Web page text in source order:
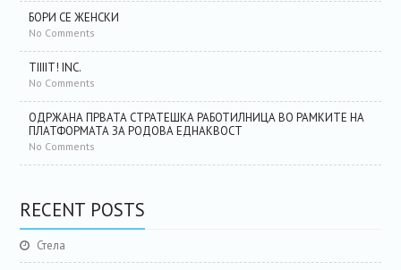
БОРИ СЕ ЖЕНСКИ
No Comments
TIIIIT! INC.
No Comments
ОДРЖАНА ПРВАТА СТРАТЕШКА РАБОТИЛНИЦА ВО РАМКИТЕ НА
ПЛАТФОРМАТА ЗА РОДОВА ЕДНАКВОСТ
No Comments
RECENT POSTS
Стела